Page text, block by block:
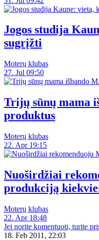
Jogos studija
sugrįžti
Moterų klubas
27. Jul 09:50
Trijų sūnų mama
produktus
Moterų klubas
22. Apr 19:15
Nuoširdžiai
produkciją
Moterų klubas
22. Apr 18:48
Jei norite komentuoti, turite
18. Feb 2011, 22:03